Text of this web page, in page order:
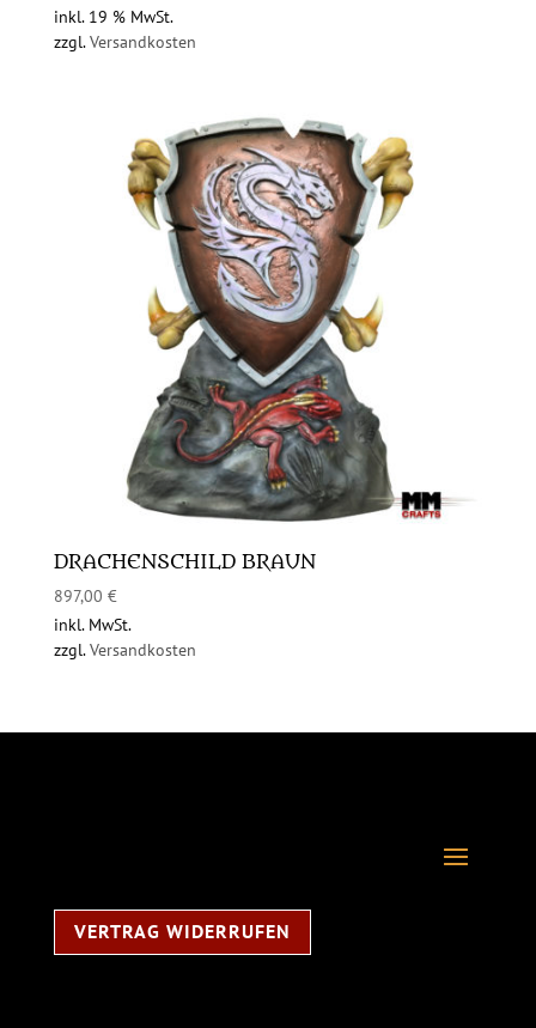
inkl. 19 % MwSt.
zzgl.Versandkosten
DRACHENSCHILD BRAUN
897,00 €
inkl. MwSt.
zzgl.Versandkosten
VERTRAG WIDERRUFEN